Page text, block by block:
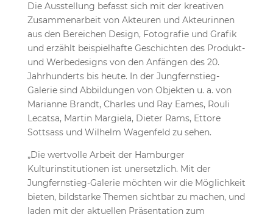
Die Ausstellung befasst sich mit der kreativen
Zusammenarbeit von Akteuren und Akteurinnen
aus den Bereichen Design, Fotografie und Grafik
und erzählt beispielhafte Geschichten des Produkt-
und Werbedesigns von den Anfängen des 20.
Jahrhunderts bis heute. In der Jungfernstieg-
Galerie sind Abbildungen von Objekten u. a. von
Marianne Brandt, Charles und Ray Eames, Rouli
Lecatsa, Martin Margiela, Dieter Rams, Ettore
Sottsass und Wilhelm Wagenfeld zu sehen.
„Die wertvolle Arbeit der Hamburger
Kulturinstitutionen ist unersetzlich. Mit der
Jungfernstieg-Galerie möchten wir die Möglichkeit
bieten, bildstarke Themen sichtbar zu machen, und
laden mit der aktuellen Präsentation zum